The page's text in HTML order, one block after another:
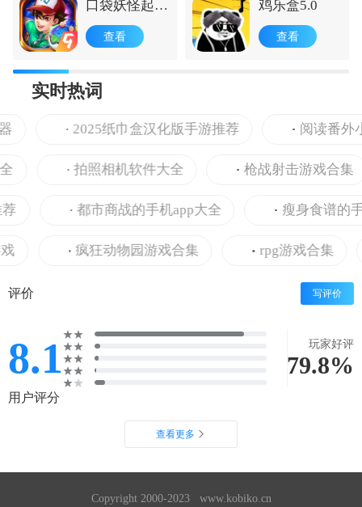
口袋妖怪起源
查看
鸡乐盒5.0
查看
实时热词
2025纸巾盒汉化版手游推荐 阅读番外小
拍照相机软件大全 枪战射击游戏合集
都市商战的手机app大全 瘦身食谱的手
疯狂动物园游戏合集 rpg游戏合集
评价 写评价
8.1 玩家好评
79.8%
用户评分
查看更多
Copyright 2000-2023 www.kobiko.cn